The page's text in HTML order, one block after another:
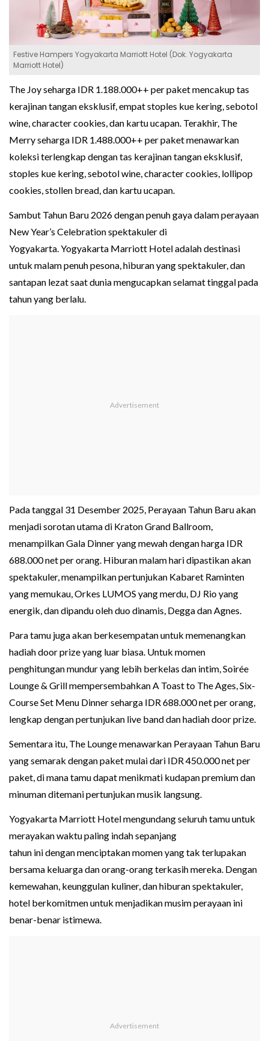
Festive Hampers Yogyakarta Marriott Hotel (Dok. Yogyakarta
Marriott Hotel)
The Joy seharga IDR 1.188.000++ per paket mencakup tas
kerajinan tangan eksklusif, empat stoples kue kering, sebotol
wine, character cookies, dan kartu ucapan. Terakhir, The
Merry seharga IDR 1.488.000++ per paket menawarkan
koleksi terlengkap dengan tas kerajinan tangan eksklusif,
stoples kue kering, sebotol wine, character cookies, lollipop
cookies, stollen bread, dan kartu ucapan.
Sambut Tahun Baru 2026 dengan penuh gaya dalam perayaan
New Year’s Celebration spektakuler di
Yogyakarta. Yogyakarta Marriott Hotel adalah destinasi
untuk malam penuh pesona, hiburan yang spektakuler, dan
santapan lezat saat dunia mengucapkan selamat tinggal pada
tahun yang berlalu.
Pada tanggal 31 Desember 2025, Perayaan Tahun Baru akan
menjadi sorotan utama di Kraton Grand Ballroom,
menampilkan Gala Dinner yang mewah dengan harga IDR
688.000 net per orang. Hiburan malam hari dipastikan akan
spektakuler, menampilkan pertunjukan Kabaret Raminten
yang memukau, Orkes LUMOS yang merdu, DJ Rio yang
energik, dan dipandu oleh duo dinamis, Degga dan Agnes.
Para tamu juga akan berkesempatan untuk memenangkan
hadiah door prize yang luar biasa. Untuk momen
penghitungan mundur yang lebih berkelas dan intim, Soirée
Lounge & Grill mempersembahkan A Toast to The Ages, Six-
Course Set Menu Dinner seharga IDR 688.000 net per orang,
lengkap dengan pertunjukan live band dan hadiah door prize.
Sementara itu, The Lounge menawarkan Perayaan Tahun Baru
yang semarak dengan paket mulai dari IDR 450.000 net per
paket, di mana tamu dapat menikmati kudapan premium dan
minuman ditemani pertunjukan musik langsung.
Yogyakarta Marriott Hotel mengundang seluruh tamu untuk
merayakan waktu paling indah sepanjang
tahun ini dengan menciptakan momen yang tak terlupakan
bersama keluarga dan orang-orang terkasih mereka. Dengan
kemewahan, keunggulan kuliner, dan hiburan spektakuler,
hotel berkomitmen untuk menjadikan musim perayaan ini
benar-benar istimewa.